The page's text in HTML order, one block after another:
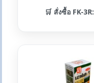
🛒 สั่งซื้อ FK-3R: